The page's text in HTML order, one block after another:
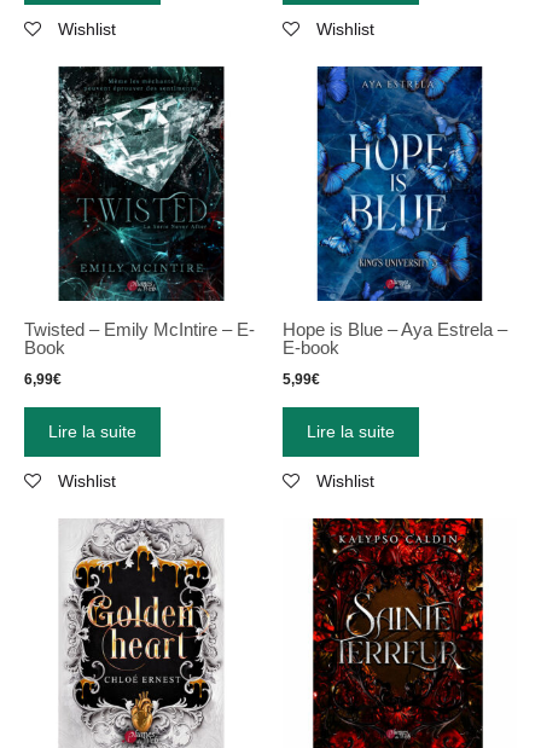
Wishlist Wishlist
Twisted – Emily McIntire – E-
Book
6,99€
Lire la suite
Wishlist
Hope is Blue – Aya Estrela –
E-book
5,99€
Lire la suite
Wishlist